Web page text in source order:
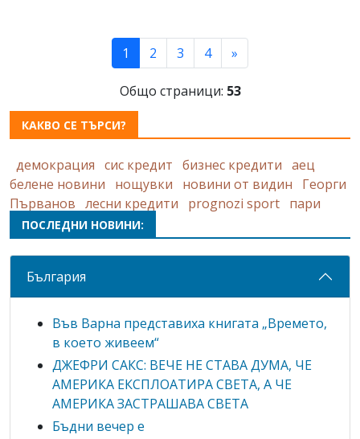
1 (current)
2 3 4 »
Общо страници: 53
КАКВО СЕ ТЪРСИ?
демокрация сис кредит бизнес кредити аец
белене новини
нощувки новини от видин
Георги
Първанов лесни кредити prognozi sport пари
ПОСЛЕДНИ НОВИНИ:
България
Във Варна представиха книгата „Времето,
в което живеем“
ДЖЕФРИ САКС: ВЕЧЕ НЕ СТАВА ДУМА, ЧЕ
АМЕРИКА ЕКСПЛОАТИРА СВЕТА, А ЧЕ
АМЕРИКА ЗАСТРАШАВА СВЕТА
Бъдни вечер е